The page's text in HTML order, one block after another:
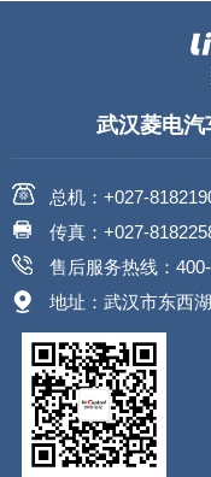
武汉菱电汽
总机：+027-
传真：+027-
售后服务热线：
地址：武汉市东西